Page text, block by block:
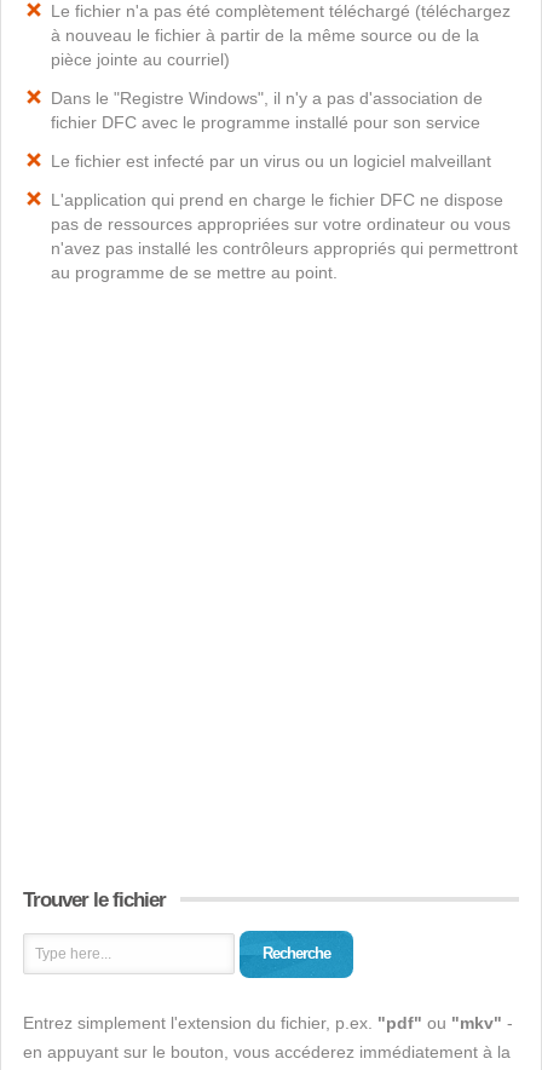
Le fichier n'a pas été complètement téléchargé (téléchargez
à nouveau le fichier à partir de la même source ou de la
pièce jointe au courriel)
Dans le "Registre Windows", il n'y a pas d'association de
fichier DFC avec le programme installé pour son service
Le fichier est infecté par un virus ou un logiciel malveillant
L'application qui prend en charge le fichier DFC ne dispose
pas de ressources appropriées sur votre ordinateur ou vous
n'avez pas installé les contrôleurs appropriés qui permettront
au programme de se mettre au point.
Trouver le fichier
Recherche
Entrez simplement l'extension du fichier, p.ex. "pdf" ou "mkv" -
en appuyant sur le bouton, vous accéderez immédiatement à la